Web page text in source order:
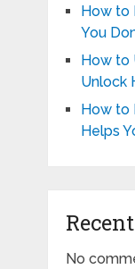
How to
You
How to
Unlock
How to
Helps
No